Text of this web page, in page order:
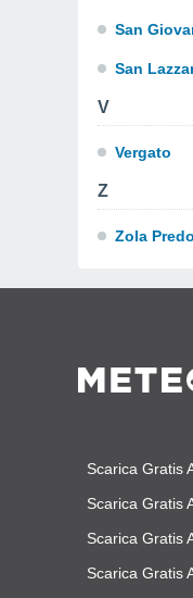
San
San
V
Vergato
Z
Zola
Scarica Gratis
Scarica Gratis
Scarica Gratis
Scarica Gratis